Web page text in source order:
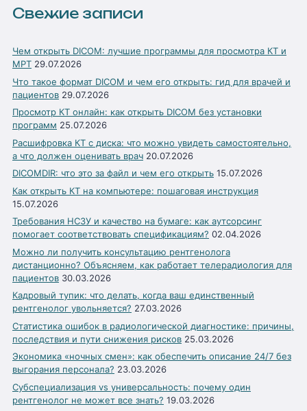
Свежие записи
Чем открыть DICOM: лучшие программы для просмотра КТ и
МРТ 29.07.2026
Что такое формат DICOM и чем его открыть: гид для врачей и
пациентов 29.07.2026
Просмотр КТ онлайн: как открыть DICOM без установки
программ 25.07.2026
Расшифровка КТ с диска: что можно увидеть самостоятельно,
а что должен оценивать врач 20.07.2026
DICOMDIR: что это за файл и чем его открыть 15.07.2026
Как открыть КТ на компьютере: пошаговая инструкция
15.07.2026
Требования НСЗУ и качество на бумаге: как аутсорсинг
помогает соответствовать спецификациям? 02.04.2026
Можно ли получить консультацию рентгенолога
дистанционно? Объясняем, как работает телерадиология для
пациентов 30.03.2026
Кадровый тупик: что делать, когда ваш единственный
рентгенолог увольняется? 27.03.2026
Статистика ошибок в радиологической диагностике: причины,
последствия и пути снижения рисков 25.03.2026
Экономика «ночных смен»: как обеспечить описание 24/7 без
выгорания персонала? 23.03.2026
Субспециализация vs универсальность: почему один
рентгенолог не может все знать? 19.03.2026